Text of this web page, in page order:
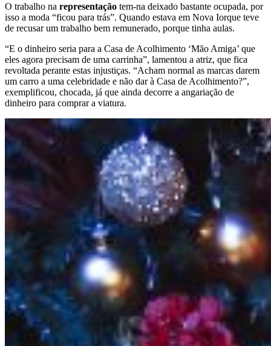
O trabalho na representação tem-na deixado bastante ocupada, por
isso a moda “ficou para trás”. Quando estava em Nova Iorque teve
de recusar um trabalho bem remunerado, porque tinha aulas.
“E o dinheiro seria para a Casa de Acolhimento ‘Mão Amiga’ que
eles agora precisam de uma carrinha”, lamentou a atriz, que fica
revoltada perante estas injustiças. “Acham normal as marcas darem
um carro a uma celebridade e não dar à Casa de Acolhimento?”,
exemplificou, chocada, já que ainda decorre a angariação de
dinheiro para comprar a viatura.